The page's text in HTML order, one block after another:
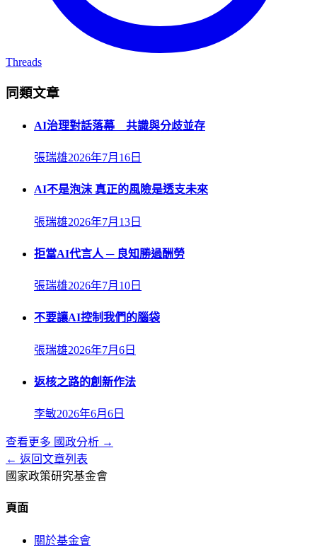
Threads
同類文章
AI治理對話落幕 共識與分歧並存
張瑞雄2026年7月16日
AI不是泡沫 真正的風險是透支未來
張瑞雄2026年7月13日
拒當AI代言人 ─ 良知勝過酬勞
張瑞雄2026年7月10日
不要讓AI控制我們的腦袋
張瑞雄2026年7月6日
返核之路的創新作法
李敏2026年6月6日
查看更多 國政分析 →
← 返回文章列表
國家政策研究基金會
頁面
關於基金會